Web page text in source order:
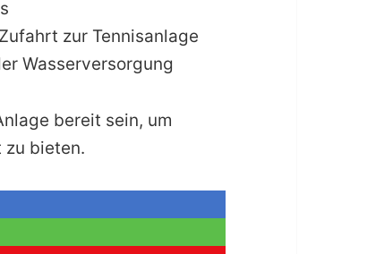
zur Tennisanlage
Wasserversorgung
bereit sein, um
zu bieten.